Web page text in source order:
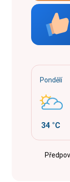
Pondělí
34 °C